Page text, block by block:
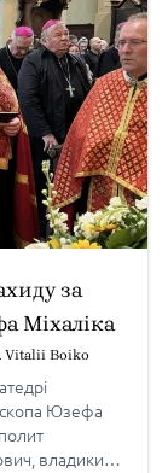
за
Міхаліка
Vitalii Boiko
Юзефа
владики-